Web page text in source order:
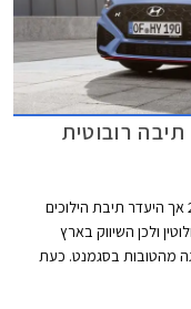
יונדאי i30 N ניסתה את מזלה בישראל בשנת 2019 אך היעדר תיבת הילוכים
ולכן השיווק בארץ
מהטובות בסגמנט. כעת